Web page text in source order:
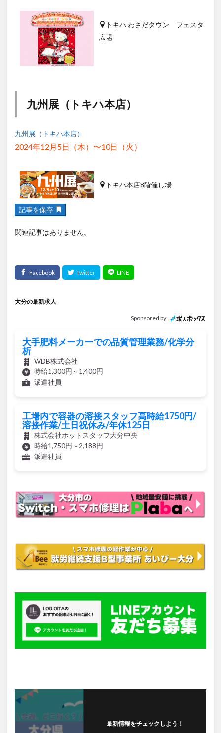
トキハ わさだタウン フェスタ
広場
九州展（トキハ本店）
九州展（トキハ本店）
2024年12月5日（木）〜10日（火）
トキハ本店8階催し場
記事を保存
関連記事はありません。
大分の最新求人
Sponsored by
大手肥料メーカーでの品質管理業務/化学分
析
WDB株式会社
時給1,300円～1,400円
派遣社員
工場内で容器の溶接スタッフ高時給1750円/
溶接作業/土日祝休み/年休125日
株式会社ホットスタッフ大分中央
時給1,750円～2,188円
派遣社員
最新情報をチェックしよう！